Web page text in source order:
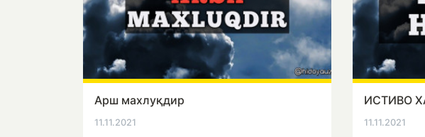
Арш махлуқдир
11.11.2021
ИСТИВО
11.11.2021